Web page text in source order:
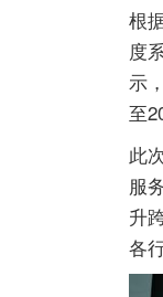
根
度
示
至
此
服
升
各